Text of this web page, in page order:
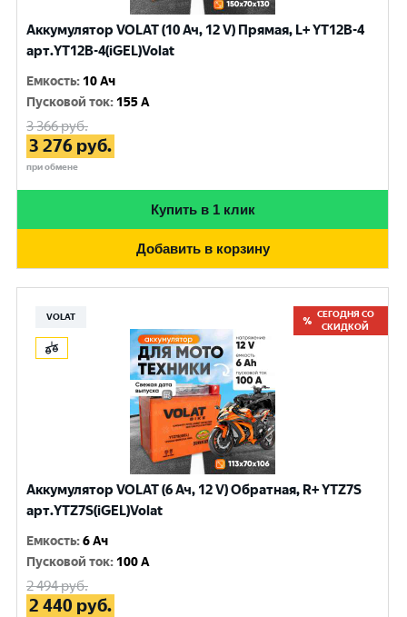
Аккумулятор VOLAT (10 Ач, 12 V) Прямая, L+ YT12B-4
арт.YT12B-4(iGEL)Volat
Емкость: 10 Ач
Пусковой ток: 155 A
3 366руб.
3 276 руб.
при обмене
Купить в 1 клик
Добавить в корзину
VOLAT
СЕГОДНЯ СО
СКИДКОЙ
Аккумулятор VOLAT (6 Ач, 12 V) Обратная, R+ YTZ7S
арт.YTZ7S(iGEL)Volat
Емкость:6 Ач
Пусковой ток: 100 A
2 494руб.
2 440 руб.